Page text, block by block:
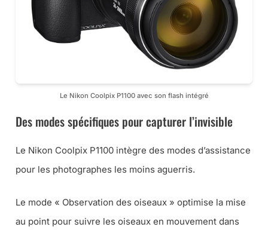
Le Nikon Coolpix P1100 avec son flash intégré
Des modes spécifiques pour capturer l’invisible
Le Nikon Coolpix P1100 intègre des modes d’assistance
pour les photographes les moins aguerris.
Le mode « Observation des oiseaux » optimise la mise
au point pour suivre les oiseaux en mouvement dans